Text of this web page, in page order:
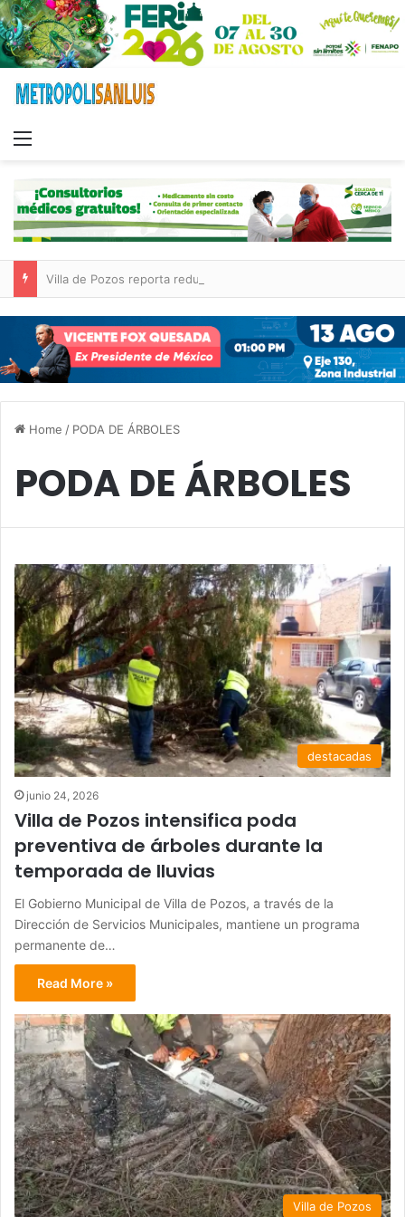
Home / PODA DE ÁRBOLES
PODA DE ÁRBOLES
destacadas
junio 24, 2026
Villa de Pozos intensifica poda
preventiva de árboles durante la
temporada de lluvias
El Gobierno Municipal de Villa de Pozos, a través de la
Dirección de Servicios Municipales, mantiene un programa
permanente de…
Read More »
Villa de Pozos